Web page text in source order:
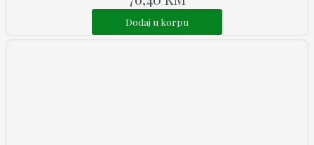
Dodaj u korpu